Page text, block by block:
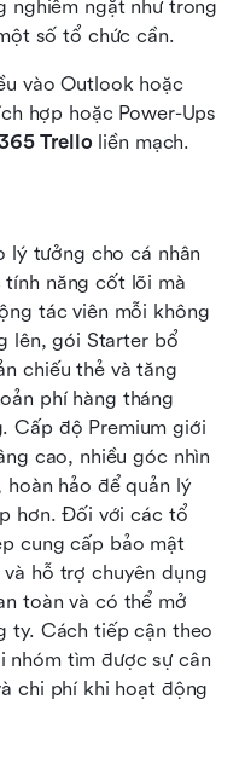
nghiêm ngặt như trong
số tổ chức cần.
vào Outlook hoặc
hợp hoặc Power-Ups
Trello liền mạch.
lý tưởng cho cá nhân
năng cốt lõi mà
tác viên mỗi không
lên, gói Starter bổ
chiếu thẻ và tăng
phí hàng tháng
Cấp độ Premium giới
cao, nhiều góc nhìn
hảo để quản lý
hơn. Đối với các tổ
cung cấp bảo mật
hỗ trợ chuyên dụng
toàn và có thể mở
ty. Cách tiếp cận theo
nhóm tìm được sự cân
chi phí khi hoạt động